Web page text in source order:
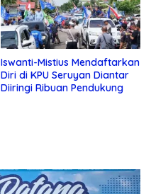
Iswanti-Mistius Mendaftarkan
Diri di KPU Seruyan Diantar
Diiringi Ribuan Pendukung